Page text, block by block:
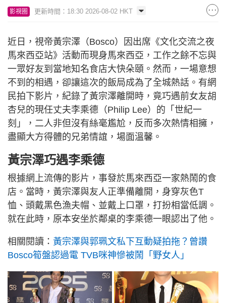
影視圈 更新時間：18:30 2026-08-02 HKT
近日，視帝黃宗澤（Bosco）因出席《文化交流之夜
馬來西亞站》活動而現身馬來西亞，工作之餘不忘與
一眾好友到當地知名食店大快朵頤。然而，一場意想
不到的相遇，卻讓這次的飯局成為了全城熱話。有網
民拍下影片，紀錄了黃宗澤離開時，竟巧遇前女友胡
杏兒的現任丈夫李乘德（Philip Lee）的「世紀一
刻」，二人非但沒有絲毫尷尬，反而多次熱情相擁，
盡顯大方得體的兄弟情誼，場面溫馨。
黃宗澤巧遇李乘德
根據網上流傳的影片，事發於馬來西亞一家熱鬧的食
店。當時，黃宗澤與友人正準備離開，身穿灰色T
恤、頭戴黑色漁夫帽、並戴上口罩，打扮相當低調。
就在此時，原本安坐於鄰桌的李乘德一眼認出了他。
相關閱讀： 黃宗澤與郭珮文私下互動疑拍拖？曾讚
Bosco筍盤認過電 TVB咪神慘被鬧「野女人」